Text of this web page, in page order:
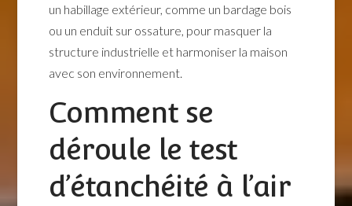
un habillage extérieur, comme un bardage bois
ou un enduit sur ossature, pour masquer la
structure industrielle et harmoniser la maison
avec son environnement.
Comment se
déroule le test
d’étanchéité à l’air